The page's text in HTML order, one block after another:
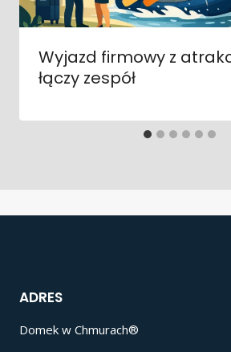
Wyjazd firmowy z
łączy zespół
ADRES
Domek w Chmurach®